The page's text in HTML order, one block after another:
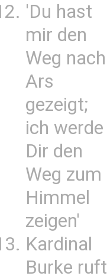
'Du hast
mir den
Weg nach
Ars
gezeigt;
ich werde
Dir den
Weg zum
Himmel
zeigen'
Kardinal
Burke ruft